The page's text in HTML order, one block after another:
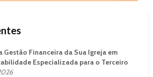
Gestão Financeira da Sua Igreja em
Especializada para o Terceiro